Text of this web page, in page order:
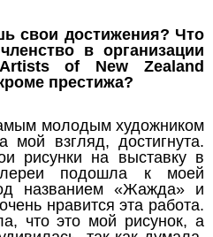
свои достижения? Что
в организации
of New Zealand
престижа?
молодым художником
мой взгляд, достигнута.
рисунки на выставку в
подошла к моей
названием «Жажда» и
нравится эта работа.
что это мой рисунок, а